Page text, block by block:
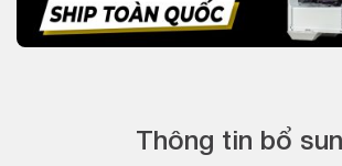
Thông tin bổ